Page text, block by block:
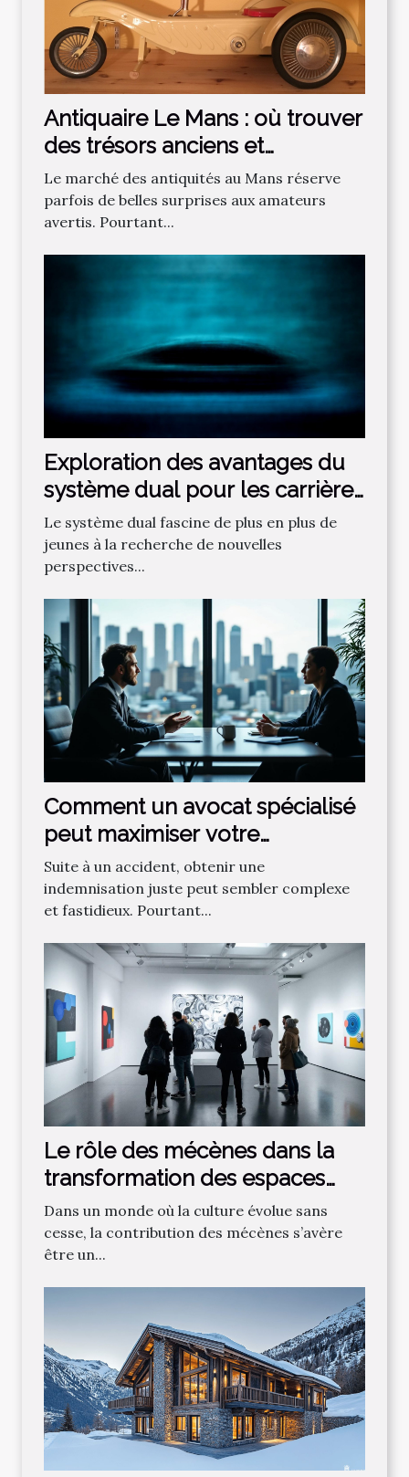
Antiquaire Le Mans : où trouver
des trésors anciens et
authentiques ?
Le marché des antiquités au Mans réserve
parfois de belles surprises aux amateurs
avertis. Pourtant...
Exploration des avantages du
système dual pour les carrières
futures
Le système dual fascine de plus en plus de
jeunes à la recherche de nouvelles
perspectives...
Comment un avocat spécialisé
peut maximiser votre
indemnisation après un
accident ?
Suite à un accident, obtenir une
indemnisation juste peut sembler complexe
et fastidieux. Pourtant...
Le rôle des mécènes dans la
transformation des espaces
culturels
Dans un monde où la culture évolue sans
cesse, la contribution des mécènes s’avère
être un...